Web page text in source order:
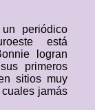
periódico
está
logran
primeros
sitios muy
jamás